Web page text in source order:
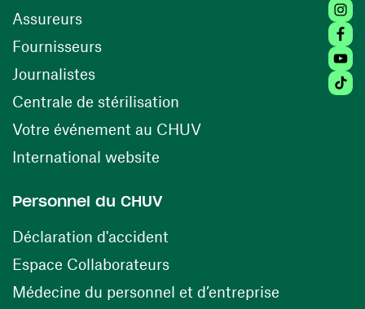
Assureurs
Fournisseurs(opens in a new window)
Journalistes
Centrale de stérilisation (opens in a new window)
Votre événement au CHUV(opens in a new
International website
Personnel du CHUV
Déclaration d'accident
Espace Collaborateurs(opens in a new window)
Médecine du personnel et d’entreprise